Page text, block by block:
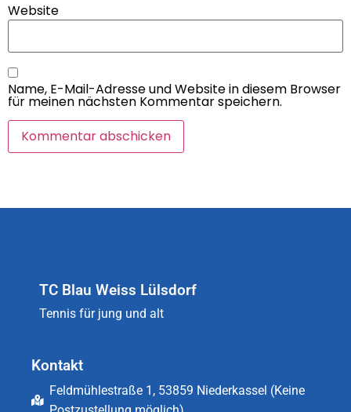
Website
Name, E-Mail-Adresse und Website in diesem Browser
für meinen nächsten Kommentar speichern.
TC Blau Weiss Lülsdorf
Tennis für jung und alt
Kontakt
Feldmühlestraße 1, 53859 Niederkassel (Keine